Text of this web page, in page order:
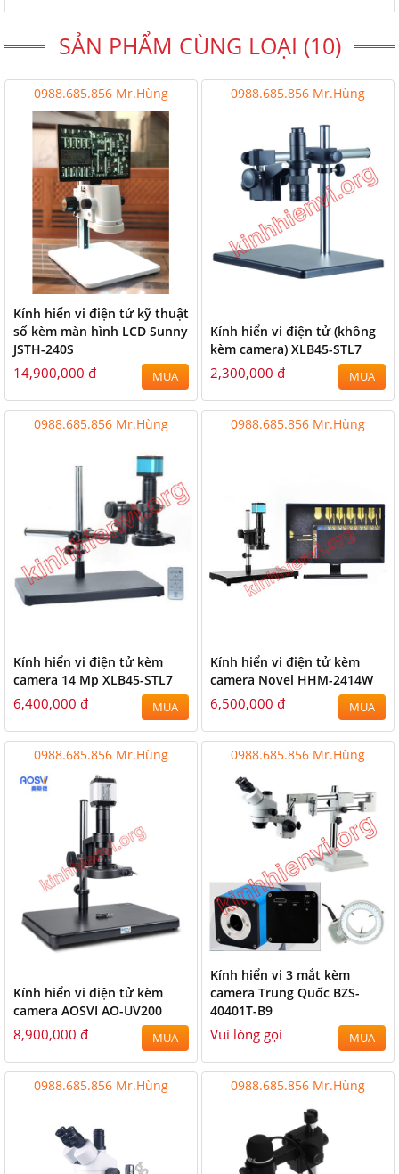
SẢN PHẨM CÙNG LOẠI (10)
0988.685.856 Mr.Hùng
Kính hiển vi điện tử kỹ thuật
số kèm màn hình LCD Sunny
JSTH-240S
14,900,000 đ MUA
0988.685.856 Mr.Hùng
Kính hiển vi điện tử (không
kèm camera) XLB45-STL7
2,300,000 đ MUA
0988.685.856 Mr.Hùng
Kính hiển vi điện tử kèm
camera 14 Mp XLB45-STL7
6,400,000 đ MUA
0988.685.856 Mr.Hùng
Kính hiển vi điện tử kèm
camera Novel HHM-2414W
6,500,000 đ MUA
0988.685.856 Mr.Hùng
Kính hiển vi điện tử kèm
camera AOSVI AO-UV200
8,900,000 đ MUA
0988.685.856 Mr.Hùng
Kính hiển vi 3 mắt kèm
camera Trung Quốc BZS-
40401T-B9
Vui lòng gọi MUA
0988.685.856 Mr.Hùng 0988.685.856 Mr.Hùng